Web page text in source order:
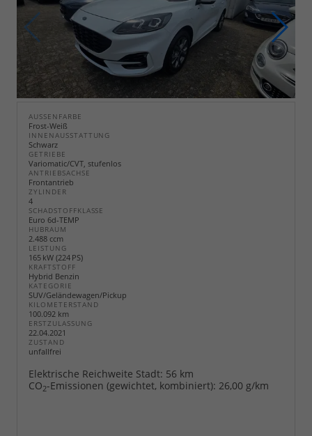
AUSSENFARBE
Frost-Weiß
INNENAUSSTATTUNG
Schwarz
GETRIEBE
Variomatic/CVT, stufenlos
ANTRIEBSACHSE
Frontantrieb
ZYLINDER
4
SCHADSTOFFKLASSE
Euro 6d-TEMP
HUBRAUM
2.488 ccm
LEISTUNG
165 kW (224 PS)
KRAFTSTOFF
Hybrid Benzin
KATEGORIE
SUV/Geländewagen/Pickup
KILOMETERSTAND
100.092 km
ERSTZULASSUNG
22.04.2021
ZUSTAND
unfallfrei
Elektrische Reichweite Stadt: 56 km
CO2-Emissionen (gewichtet, kombiniert): 26,00 g/km